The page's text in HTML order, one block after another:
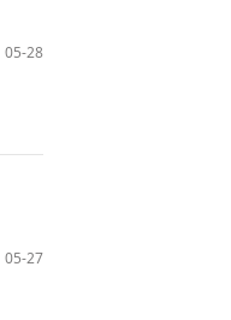
05-28
05-27